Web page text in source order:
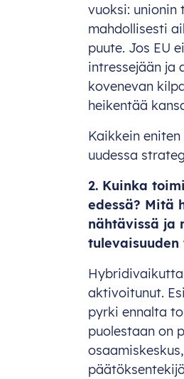
vuoksi:
mahdollisesti
puute. Jos EU
intressejään ja
kovenevan
heikentää
Kaikkein
uudessa
2. Kuinka
edessä? Mitä
nähtävissä ja
aktivoitunut.
pyrki ennalta
puolestaan on